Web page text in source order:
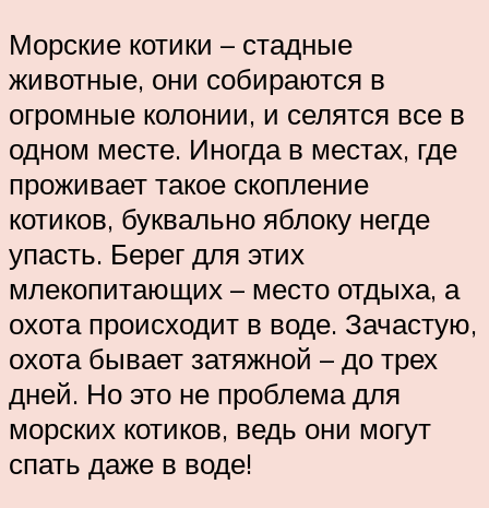
Морские котики – стадные
животные, они собираются в
огромные колонии, и селятся все в
одном месте. Иногда в местах, где
проживает такое скопление
котиков, буквально яблоку негде
упасть. Берег для этих
млекопитающих – место отдыха, а
охота происходит в воде. Зачастую,
охота бывает затяжной – до трех
дней. Но это не проблема для
морских котиков, ведь они могут
спать даже в воде!